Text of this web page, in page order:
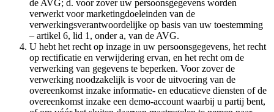
de AVG; d. voor zover uw persoonsgegevens worden
verwerkt voor marketingdoeleinden van de
verwerkingsverantwoordelijke op basis van uw toestemming
– artikel 6, lid 1, onder a, van de AVG.
U hebt het recht op inzage in uw persoonsgegevens, het recht
op rectificatie en verwijdering ervan, en het recht om de
verwerking van gegevens te beperken. Voor zover de
verwerking noodzakelijk is voor de uitvoering van de
overeenkomst inzake informatie- en educatieve diensten of de
overeenkomst inzake een demo-account waarbij u partij bent,